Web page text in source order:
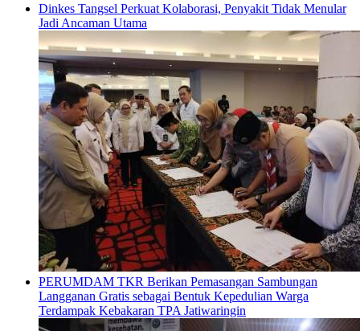
Dinkes Tangsel Perkuat Kolaborasi, Penyakit Tidak Menular
Jadi Ancaman Utama
PERUMDAM TKR Berikan Pemasangan Sambungan
Langganan Gratis sebagai Bentuk Kepedulian Warga
Terdampak Kebakaran TPA Jatiwaringin